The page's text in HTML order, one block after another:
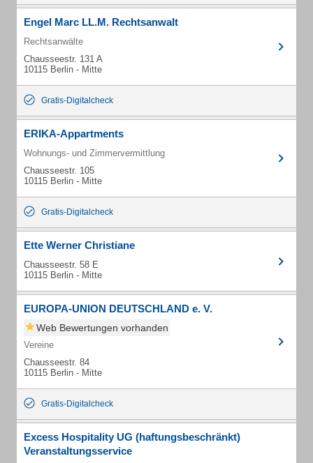
Engel Marc LL.M. Rechtsanwalt
Rechtsanwälte
Chausseestr. 131 A
10115 Berlin - Mitte
Gratis-Digitalcheck
ERIKA-Appartments
Wohnungs- und Zimmervermittlung
Chausseestr. 105
10115 Berlin - Mitte
Gratis-Digitalcheck
Ette Werner Christiane
Chausseestr. 58 E
10115 Berlin - Mitte
EUROPA-UNION DEUTSCHLAND e. V.
Web Bewertungen vorhanden
Vereine
Chausseestr. 84
10115 Berlin - Mitte
Gratis-Digitalcheck
Excess Hospitality UG (haftungsbeschränkt)
Veranstaltungsservice